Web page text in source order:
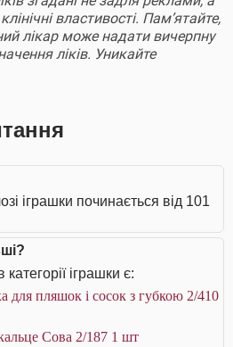
властивості. Пам’ятайте,
лікар може надати вичерпну
ліків. Уникайте
іграшки починається від 101
іграшки є:
для пляшок і сосок з губкою 2/410
Сова 2/187 1 шт